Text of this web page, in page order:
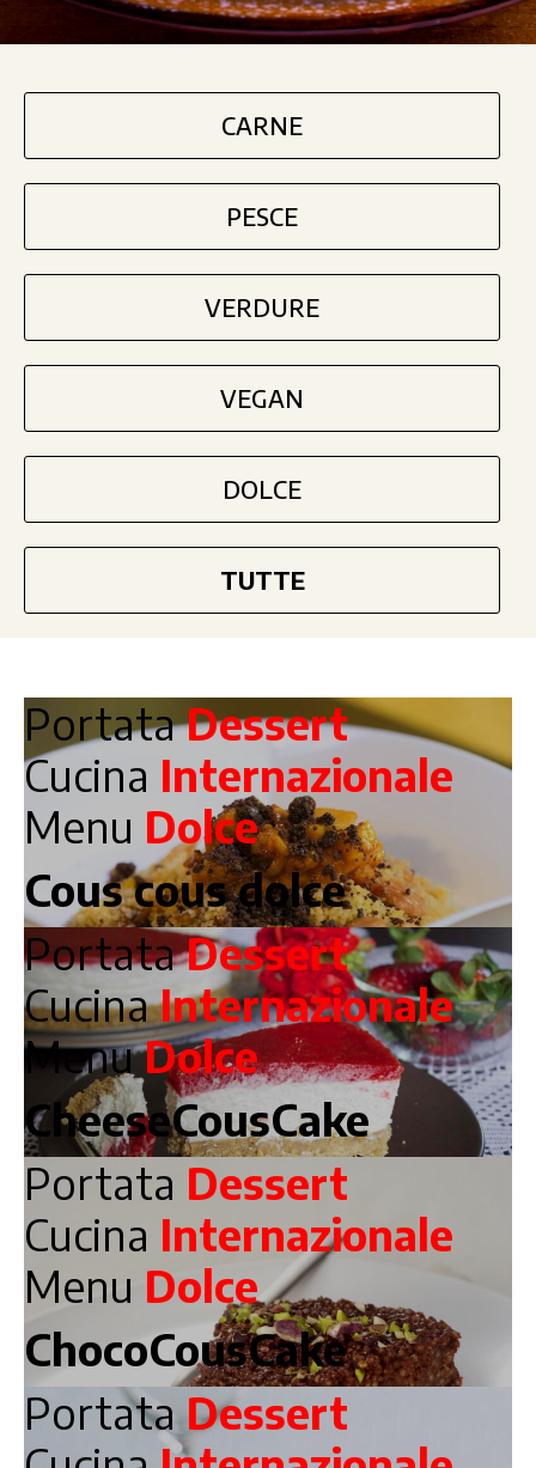
CARNE
PESCE
VERDURE
VEGAN
DOLCE
TUTTE
PortataDessert
Cucina Internazionale
Menu Dolce
Cous cous dolce
PortataDessert
CucinaInternazionale
MenuDolce
CheeseCousCake
Portata Dessert
Cucina Internazionale
Menu Dolce
ChocoCousCake
PortataDessert